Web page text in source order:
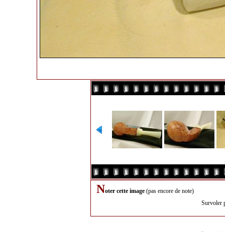
Noter cette image (pas encore de note)
Survoler